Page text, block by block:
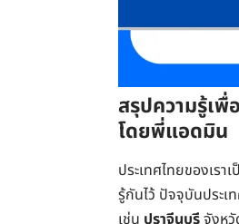
สรุปความรู้เพื่
โดยพี่แอดมิน
ประเทศไทยของเร
รู้กันไว้ ปัจจุบันประเ
เช่น ปราจีนบุรีจังหวั